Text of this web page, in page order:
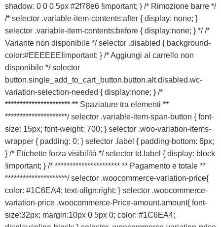
shadow: 0 0 0 5px #2f78e6 !important; } /* Rimozione barre */
/* selector .variable-item-contents:after { display: none; }
selector .variable-item-contents:before { display:none; } */ /*
Variante non disponibile */ selector .disabled { background-
color:#EEEEEE!important; } /* Aggiungi al carrello non
disponibile */ selector
button.single_add_to_cart_button.button.alt.disabled.wc-
variation-selection-needed { display:none; } /*
********************** ** Spaziature tra elementi **
*********************/ selector .variable-item-span-button { font-
size: 15px; font-weight: 700; } selector .woo-variation-items-
wrapper { padding: 0; } selector .label { padding-bottom: 6px;
} /* Etichette forza visibilità */ selector td.label { display: block
!important; } /* ********************** ** Pagamento e totale **
*********************/ selector .woocommerce-variation-price{
color: #1C6EA4; text-align:right; } selector .woocommerce-
variation-price .woocommerce-Price-amount.amount{ font-
size:32px; margin:10px 0 5px 0; color: #1C6EA4;